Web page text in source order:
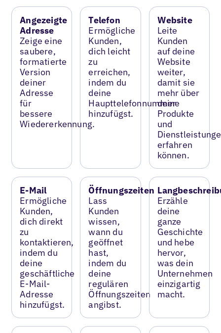
Angezeigte
Adresse
Zeige eine
saubere,
formatierte
Version
deiner
Adresse
für
bessere
Wiedererkennung.
Telefon
Ermögliche
Kunden,
dich leicht
zu
erreichen,
indem du
deine
Haupttelefonnummer
hinzufügst.
Website
Leite
Kunden
auf deine
Website
weiter,
damit sie
mehr über
deine
Produkte
und
erfahren
können.
E-Mail
Ermögliche
Kunden,
dich direkt
zu
kontaktieren,
indem du
deine
geschäftliche
E-Mail-
Adresse
hinzufügst.
Öffnungszeiten
Lass
Kunden
wissen,
wann du
geöffnet
hast,
indem du
deine
regulären
Öffnungszeiten
angibst.
Erzähle
deine
ganze
Geschichte
und hebe
hervor,
was dein
Unternehmen
einzigartig
macht.